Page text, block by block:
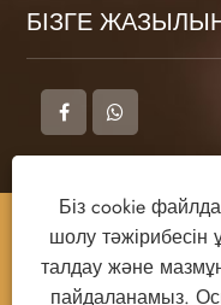
БІЗГЕ
Copyright © 2025
CO., LTD
Біз cookie
шолу тәжірибесін
талдау және
пайдаланамыз.